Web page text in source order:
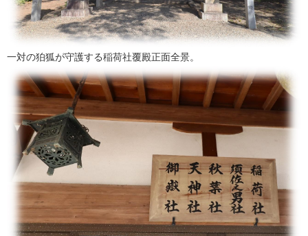
一対の狛狐が守護する稲荷社覆殿正面全景。